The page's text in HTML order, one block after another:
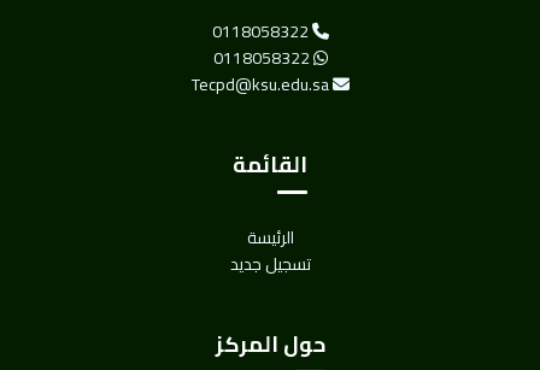
0118058322
0118058322
Tecpd@ksu.edu.sa
القائمة
الرئيسة
تسجيل جديد
حول المركز